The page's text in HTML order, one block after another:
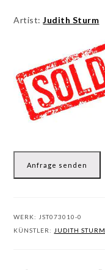
Artist:Judith Sturm
Anfrage senden
WERK: JST073010-0
KÜNSTLER: JUDITH STURM